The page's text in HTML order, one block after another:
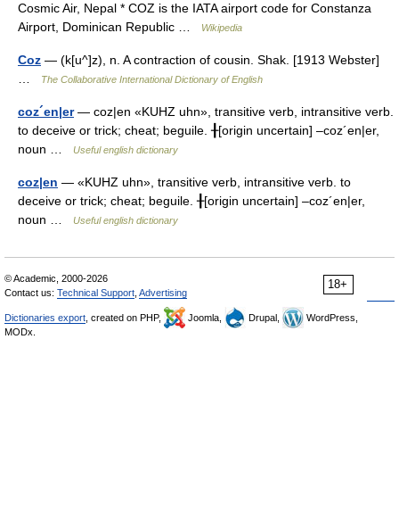
Cosmic Air, Nepal * COZ is the IATA airport code for Constanza
Airport, Dominican Republic …
Wikipedia
Coz — (k[u^]z), n. A contraction of cousin. Shak. [1913 Webster]
The Collaborative International Dictionary of English
coz´en|er— coz|en «KUHZ uhn», transitive verb, intransitive verb.
to deceive or trick; cheat; beguile. ╂[origin uncertain] –coz´en|er,
noun …
Useful english dictionary
coz|en — «KUHZ uhn», transitive verb, intransitive verb. to
deceive or trick; cheat; beguile. ╂[origin uncertain] –coz´en|er,
noun …
Useful english dictionary
18+
© Academic, 2000-2026
Contact us: Technical Support Advertising
Dictionaries export , created on PHP, Joomla, Drupal,
WordPress,
MODx.